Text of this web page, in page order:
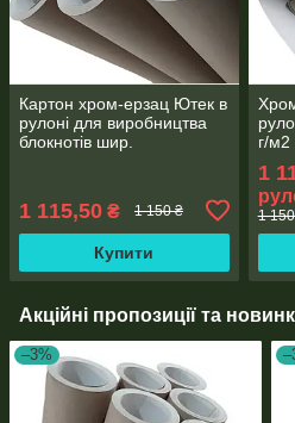
Картон хром-ерзац Ютек в
рулоні для виробництва
блокнотів шир.
1 115,50 ₴ 1 150 ₴
Купити
г/м2
1
1
Акційні пропозиції та
–3%